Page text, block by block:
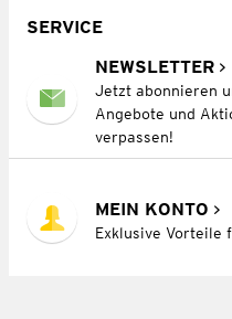
SERVICE
NEWSLETTER
Jetzt abonnieren
Angebote und
verpassen!
MEIN KONTO
Exklusive Vorteile